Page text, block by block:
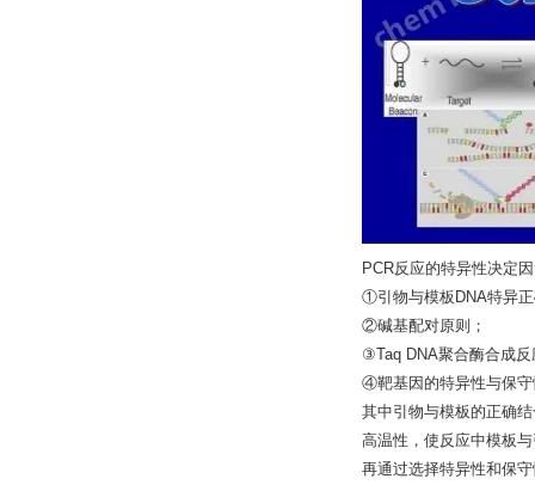
PCR反应的特异性决定
①引物与模板DNA特异
②碱基配对原则；
③Taq DNA聚合酶合成反
④靶基因的特异性与保守
其中引物与模板的正确
高温性，使反应中模板
再通过选择特异性和保